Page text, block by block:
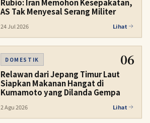
Rubio: Iran Memohon Kesepakatan,
AS Tak Menyesal Serang Militer
24 Jul 2026 Lihat
DOMESTIK 06
Relawan dari Jepang Timur Laut
Siapkan Makanan Hangat di
Kumamoto yang Dilanda Gempa
2 Agu 2026 Lihat